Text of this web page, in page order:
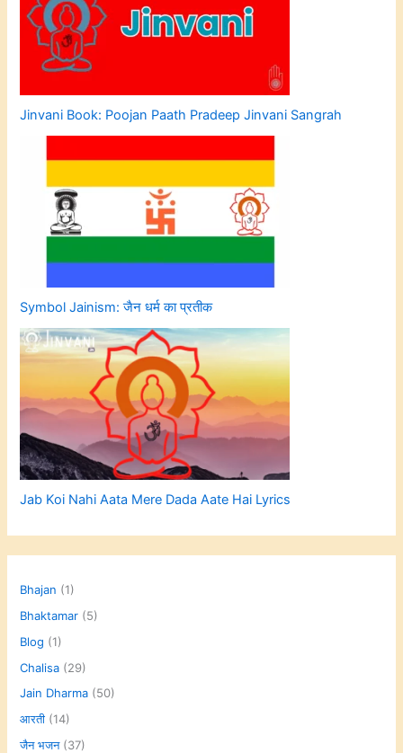
Jinvani Book: Poojan Paath Pradeep Jinvani Sangrah
Symbol Jainism: जैन धर्म का प्रतीक
Jab Koi Nahi Aata Mere Dada Aate Hai Lyrics
Bhajan (1)
Bhaktamar (5)
Blog (1)
Chalisa (29)
Jain Dharma (50)
आरती (14)
जैन भजन(37)